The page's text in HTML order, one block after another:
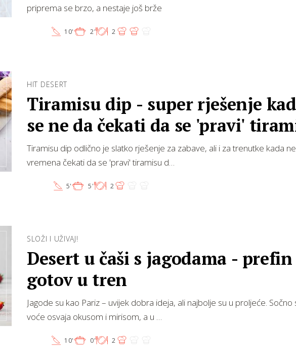
priprema se brzo, a nestaje još brže
10' 2' 2
HIT DESERT
Tiramisu dip - super rješenje
se ne da čekati da se 'pravi'
ohl…
Tiramisu dip odlično je slatko rješenje za zabave, ali i za trenutke kada
vremena čekati da se 'pravi' tiramisu d…
5' 5' 2
SLOŽI I UŽIVAJ!
Desert u čaši s jagodama -
gotov u tren
Jagode su kao Pariz – uvijek dobra ideja, ali najbolje su u proljeće. Sočno
voće osvaja okusom i mirisom, a u …
10' 0' 2